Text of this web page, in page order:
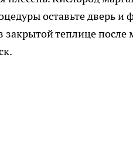
оставьте дверь и
закрытой теплице